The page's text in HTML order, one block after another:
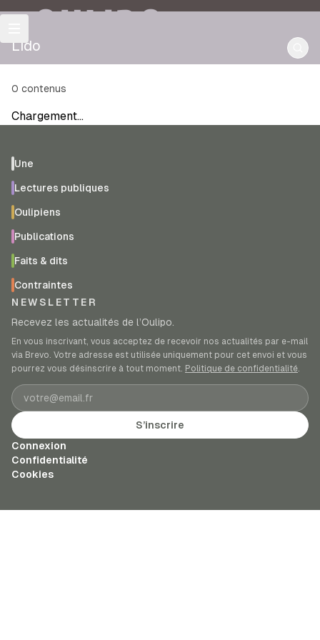
OULIPO
Lido
0 contenus
Chargement…
Une
Lectures publiques
Oulipiens
Publications
Faits & dits
Contraintes
NEWSLETTER
Recevez les actualités de l’Oulipo.
En vous inscrivant, vous acceptez de recevoir nos actualités par e-mail
via Brevo. Votre adresse est utilisée uniquement pour cet envoi et vous
pourrez vous désinscrire à tout moment. Politique de confidentialité.
Adresse e-mail
S’inscrire
Connexion
Confidentialité
Cookies